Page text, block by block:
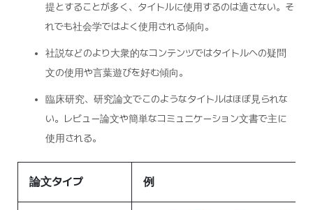
提とすることが多く、タイトルに使用するのは適さない。そ
れでも社会学ではよく使用される傾向。
社説などのより大衆的なコンテンツではタイトルへの疑問
文の使用や言葉遊びを好む傾向。
臨床研究、研究論文でこのようなタイトルはほぼ見られな
い。レビュー論文や簡単なコミュニケーション文書で主に
使用される。
論文タイプ 例